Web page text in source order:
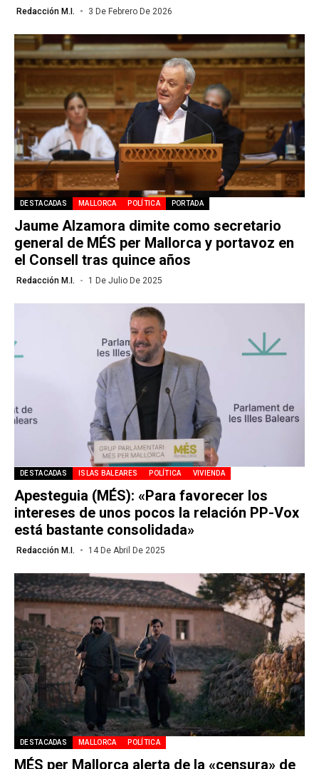
Redacción M.I. 3 De Febrero De 2026
DESTACADAS MALLORCA POLÍTICA PORTADA
Jaume Alzamora dimite como secretario
general de MÉS per Mallorca y portavoz en
el Consell tras quince años
Redacción M.I. 1 De Julio De 2025
DESTACADAS ISLAS BALEARES POLÍTICA VIVIENDA
Apesteguia (MÉS): «Para favorecer los
intereses de unos pocos la relación PP-Vox
está bastante consolidada»
Redacción M.I. 14 De Abril De 2025
DESTACADAS MALLORCA POLÍTICA
MÉS per Mallorca alerta de la «censura» de